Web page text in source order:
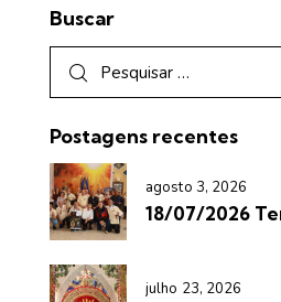
Buscar
Postagens recentes
agosto 3, 2026
18/07/2026
julho 23, 2026